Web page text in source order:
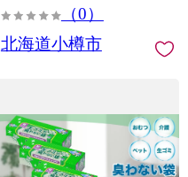
（0）
北海道小樽市